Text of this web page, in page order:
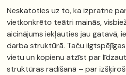
Neskatoties uz to, ka izpratne
vietkonkrēto teātri mainās,
aicinājums iekļauties jau gatavā,
darba struktūrā. Taču
vietu un kopienu atzīst par
struktūras radīšanā – par